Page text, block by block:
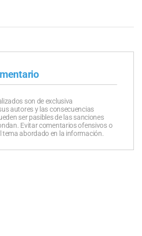
son de exclusiva
autores y las consecuencias
ser pasibles de las sanciones
Evitar comentarios ofensivos o
tema abordado en la información.